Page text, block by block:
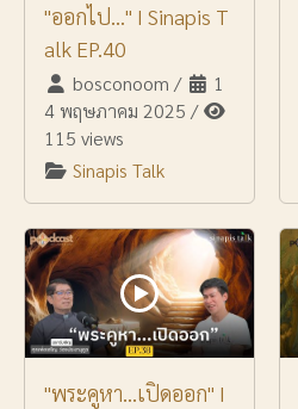
"ออกไป..." I Sinapis T
alk EP.40
bosconoom /
1
4 พฤษภาคม 2025 /
115 views
Sinapis Talk
"พระคูหา...เปิดออก" I